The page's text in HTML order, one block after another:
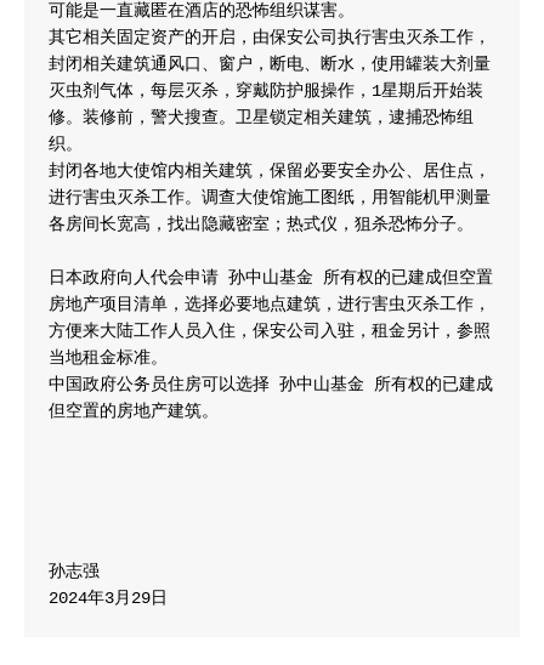
可能是一直藏匿在酒店的恐怖组织谋害。
其它相关固定资产的开启，由保安公司执行害虫灭杀工作，
封闭相关建筑通风口、窗户，断电、断水，使用罐装大剂量
灭虫剂气体，每层灭杀，穿戴防护服操作，1星期后开始装
修。装修前，警犬搜查。卫星锁定相关建筑，逮捕恐怖组
织。
封闭各地大使馆内相关建筑，保留必要安全办公、居住点，
进行害虫灭杀工作。调查大使馆施工图纸，用智能机甲测量
各房间长宽高，找出隐藏密室；热式仪，狙杀恐怖分子。
日本政府向人代会申请 孙中山基金 所有权的已建成但空置
房地产项目清单，选择必要地点建筑，进行害虫灭杀工作，
方便来大陆工作人员入住，保安公司入驻，租金另计，参照
当地租金标准。
中国政府公务员住房可以选择 孙中山基金 所有权的已建成
但空置的房地产建筑。
孙志强
2024年3月29日